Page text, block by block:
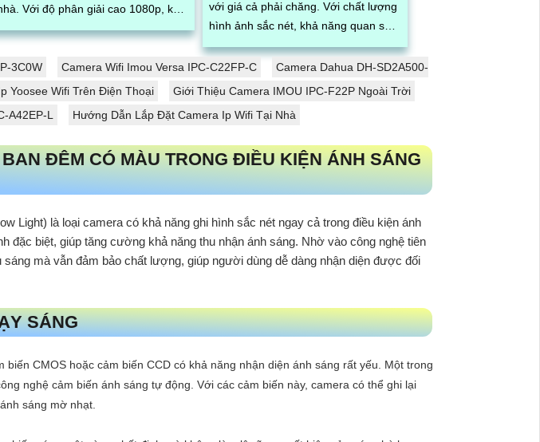
độ phân giải cao 1080p, kết
Wi,Fi ổn định, hỗ trợ xoay ngang
với giá cả phải chăng. Với chất lượng
hình ảnh sắc nét, khả năng quan sát
ban đêm tốt và tính năng thông minh,
Camera IP KBVision đáng để đầu tư
3C0W Camera Wifi Imou Versa IPC-C22FP-C
Camera Dahua DH-SD2A500-
Yoosee Wifi Trên Điện Thoại
Giới Thiệu Camera IMOU IPC-F22P Ngoài Trời
A42EP-L Hướng Dẫn Lắp Đặt Camera Ip Wifi Tại Nhà
ĐÊM CÓ MÀU TRONG ĐIỀU KIỆN ÁNH SÁNG
Light) là loại camera có khả năng ghi hình sắc nét ngay cả trong điều kiện ánh
biệt, giúp tăng cường khả năng thu nhận ánh sáng. Nhờ vào công nghệ tiên
mà vẫn đảm bảo chất lượng, giúp người dùng dễ dàng nhận diện được đối
SÁNG
CMOS hoặc cảm biến CCD có khả năng nhận diện ánh sáng rất yếu. Một trong
nghệ cảm biến ánh sáng tự động. Với các cảm biến này, camera có thể ghi lại
sáng mờ nhạt.